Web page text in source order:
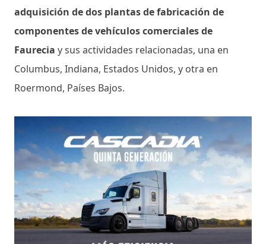
adquisición de dos plantas de fabricación de
componentes de vehículos comerciales de
Faurecia y sus actividades relacionadas, una en
Columbus, Indiana, Estados Unidos, y otra en
Roermond, Países Bajos.